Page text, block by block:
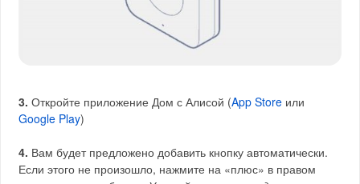
3. Откройте приложение Дом с Алисой (App Store или
Google Play)
4. Вам будет предложено добавить кнопку автоматически.
Если этого не произошло, нажмите на «плюс» в правом